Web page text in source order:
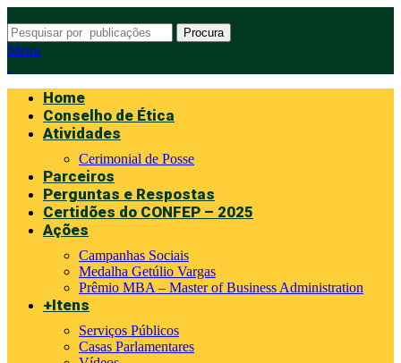
Procura
Menu
Home
Conselho de Ética
Atividades
Cerimonial de Posse
Parceiros
Perguntas e Respostas
Certidões do CONFEP – 2025
Ações
Campanhas Sociais
Medalha Getúlio Vargas
Prêmio MBA – Master of Business Administration
+Itens
Serviços Públicos
Casas Parlamentares